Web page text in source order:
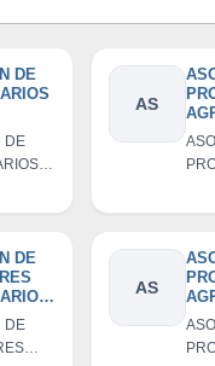
DE
DE
AS
DE
DE
DE
AS